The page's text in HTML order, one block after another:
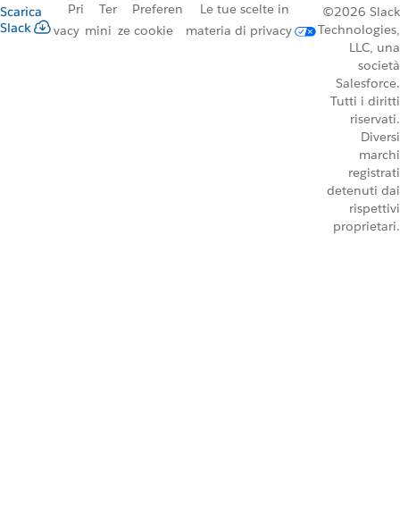
Scarica
Slack
Pri
vacy
Ter
mini
Preferen
ze cookie
Le tue scelte in
materia di privacy
©2026 Slack
Technologies,
LLC, una
società
Salesforce.
Tutti i diritti
riservati.
Diversi
marchi
registrati
detenuti dai
rispettivi
proprietari.